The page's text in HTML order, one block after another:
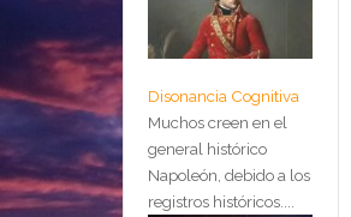
Disonancia Cognitiva
Muchos creen en el
general histórico
Napoleón, debido a los
registros históricos....